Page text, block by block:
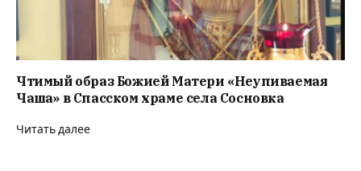
Чтимый образ Божией Матери «Неупиваемая
Чаша» в Спасском храме села Сосновка
Читать далее